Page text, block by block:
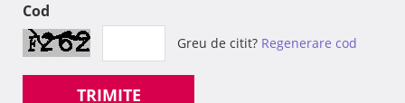
Cod
Greu de citit? Regenerare cod
TRIMITE